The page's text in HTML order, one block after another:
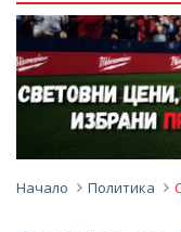
Начало Политика